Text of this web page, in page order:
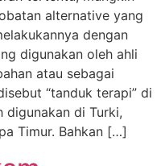
alternative yang
dengan
digunakan oleh ahli
atau sebagai
“tanduk terapi” di
digunakan di Turki,
Timur. Bahkan […]